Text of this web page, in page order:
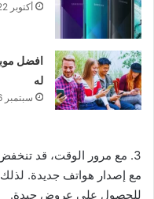
أكتوبر 22, 2023
له
سبتمبر 16, 2023
3. مع مرور الوقت، قد
مع إصدار هواتف جديدة.
للحصول على عروض جيدة.